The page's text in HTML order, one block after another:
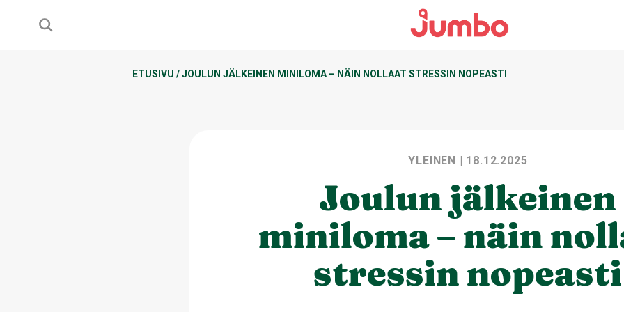
ETUSIVU /JOULUN JÄLKEINEN MINILOMA – NÄIN NOLLAAT STRESSIN NOPEASTI
YLEINEN | 18.12.2025
Joulun jälkeinen
miniloma – näin
stressin nopeasti